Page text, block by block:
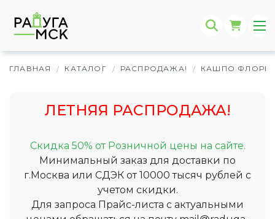
ГЛАВНАЯ / КАТАЛОГ / РАСПРОДАЖА! / КАШПО
ЛЕТНЯЯ РАСПРОДАЖА!
Скидка 50% от Розничной цены на сайте.
Минимальный заказ для доставки по
г.Москва или СДЭК от 10000 тысяч рублей с
учетом скидки.
Для запроса Прайс-листа с актуальными